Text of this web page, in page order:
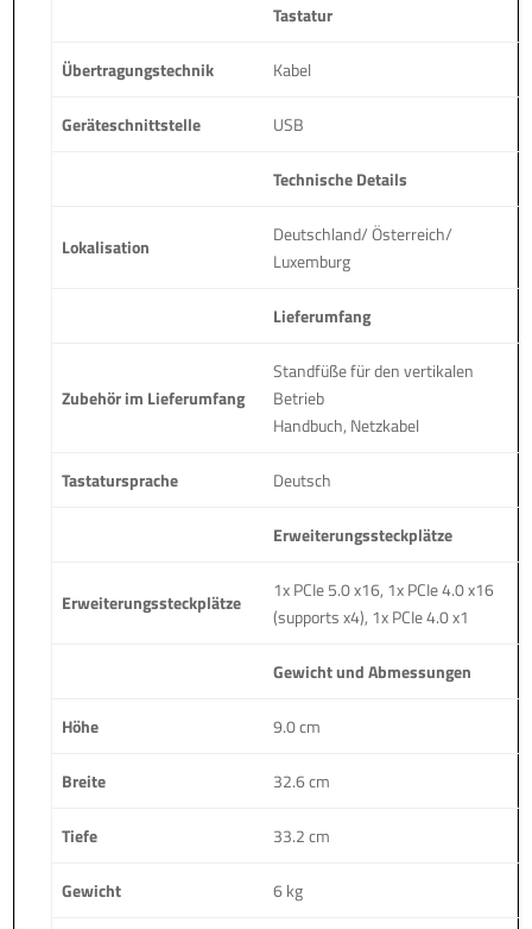
Tastatur
Übertragungstechnik Kabel
Geräteschnittstelle USB
Technische Details
Lokalisation
Deutschland/ Österreich/
Luxemburg
Lieferumfang
Zubehör im Lieferumfang
Standfüße für den vertikalen
Betrieb
Handbuch, Netzkabel
Tastatursprache Deutsch
Erweiterungssteckplätze
Erweiterungssteckplätze
1x PCIe 5.0 x16, 1x PCIe 4.0 x16
(supports x4), 1x PCIe 4.0 x1
Gewicht und Abmessungen
Höhe 9.0 cm
Breite 32.6 cm
Tiefe 33.2 cm
Gewicht 6 kg